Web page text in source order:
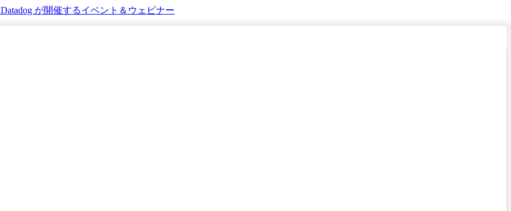
Datadog が開催するイベント＆ウェビナー